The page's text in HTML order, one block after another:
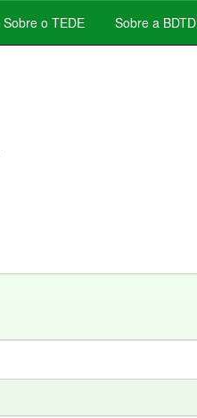
Sobre o TEDE Sobre a BDTD